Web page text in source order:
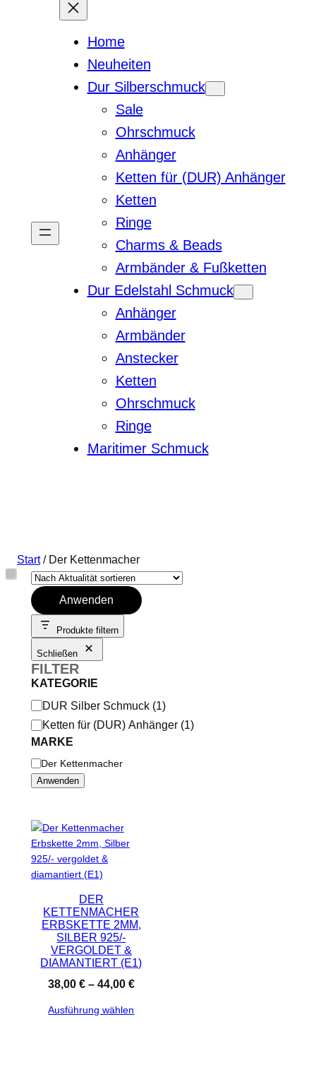
Home
Neuheiten
Dur Silberschmuck
Sale
Ohrschmuck
Anhänger
Ketten für (DUR) Anhänger
Ketten
Ringe
Charms & Beads
Armbänder & Fußketten
Dur Edelstahl Schmuck
Anhänger
Armbänder
Anstecker
Ketten
Ohrschmuck
Ringe
Maritimer Schmuck
Start/ Der Kettenmacher
DER
KETTENMACHER
ERBSKETTE 2MM,
SILBER 925/-
VERGOLDET &
DIAMANTIERT (E1)
38,00 €– 44,00 €
Ausführung wählen
Anwenden
Produkte filtern
Schließen
FILTER
KATEGORIE
K
a
t
e
g
i
e
DUR Silber Schmuck (1)
Ketten für (DUR) Anhänger (1)
MARKE
M
a
e
Der Kettenmacher
Anwenden